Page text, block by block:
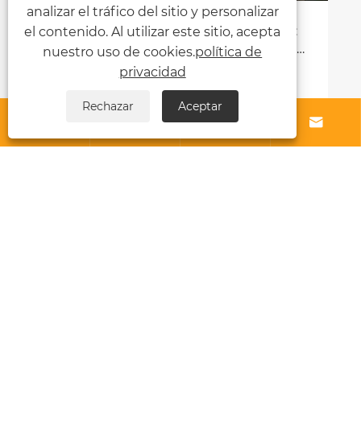
Alojamiento para acampar al aire libre:
un refugio confiable en la exploración
de la naturaleza
Ver más >>
 
analizar el tráfico del sitio y personalizar
el contenido. Al utilizar este sitio, acepta
nuestro uso de cookies.política de
privacidad
Rechazar Aceptar